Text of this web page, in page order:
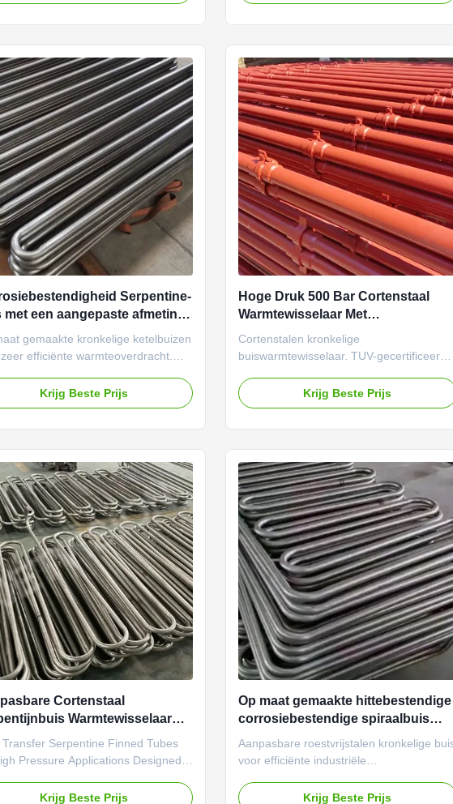
Serpentine-
met een aangepaste afmeting
een efficiënte
gemaakte kronkelige ketelbuizen
efficiënte warmteoverdracht.
tegen -200°C tot 500°C. Hoge
aangepaste
Krijg Beste Prijs
Hoge Druk 500 Bar Cortenstaal
Warmtewisselaar Met
Geïntegreerde Spiraalbuis
Cortenstalen kronkelige
buiswarmtewisselaar. TUV-gecertificeerd,
druk. Superieure corrosieweerstand en
thermische efficiëntie voor industriële
Krijg Beste Prijs
Cortenstaal
Warmtewisselaar
Wereldwijde Markten
Transfer Serpentine Finned Tubes
Pressure Applications Designed
for loading at Shanghai port.
Krijg Beste Prijs
Op maat gemaakte hittebestendige
corrosiebestendige spiraalbuis
voor industriële warmteoverdracht
Aanpasbare roestvrijstalen kronkelige
voor efficiënte industriële
temperaturen tot 1000°F en 5000 PSI.
Krijg Beste Prijs